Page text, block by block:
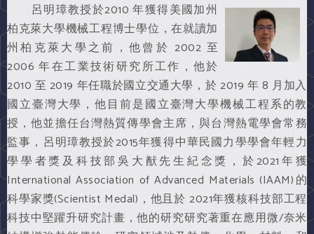
呂明璋教授於2010 年獲得美國加州
柏克萊大學機械工程博士學位，在就讀加
州柏克萊大學之前，他曾於 2002 至
2006 年在工業技術研究所工作，他於
2010 至 2019 年任職於國立交通大學，於 2019 年 8 月加入
國立臺灣大學，他目前是國立臺灣大學機械工程系的教
授，他並擔任台灣熱質傳學會主席，與台灣熱電學會常務
監事，呂明璋教授於2015年獲得中華民國力學學會年輕力
學學者獎及科技部吳大猷先生紀念獎，於2021年獲
International Association of Advanced Materials (IAAM)的
科學家獎(Scientist Medal)，他且於 2021年獲核科技部工程
科技中堅躍升研究計畫，他的研究研究著重在應用微/奈米